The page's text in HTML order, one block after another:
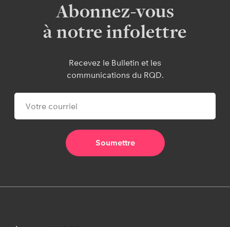
Abonnez-vous
à notre infolettre
Recevez le Bulletin et les
communications du RQD.